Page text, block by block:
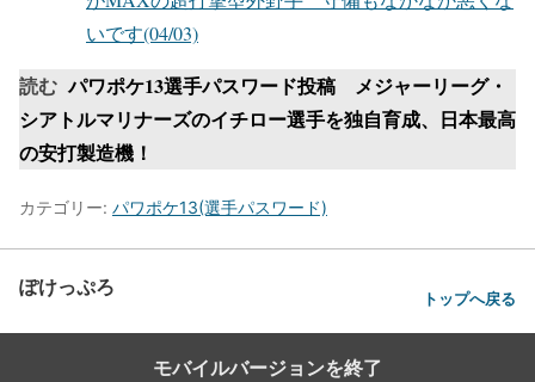
いです(04/03)
読む パワポケ13選手パスワード投稿 メジャーリーグ・
シアトルマリナーズのイチロー選手を独自育成、日本最高
の安打製造機！
カテゴリー: パワポケ13(選手パスワード)
ぽけっぷろ トップへ戻る
モバイルバージョンを終了